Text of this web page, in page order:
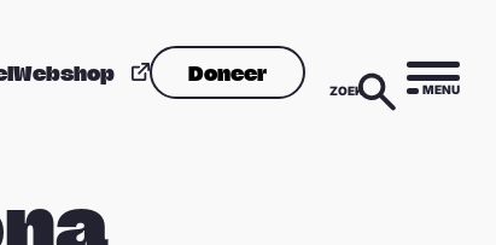
Webshop Doneer
ZOEK MENU